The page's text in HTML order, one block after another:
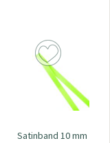
Satinband 10 mm